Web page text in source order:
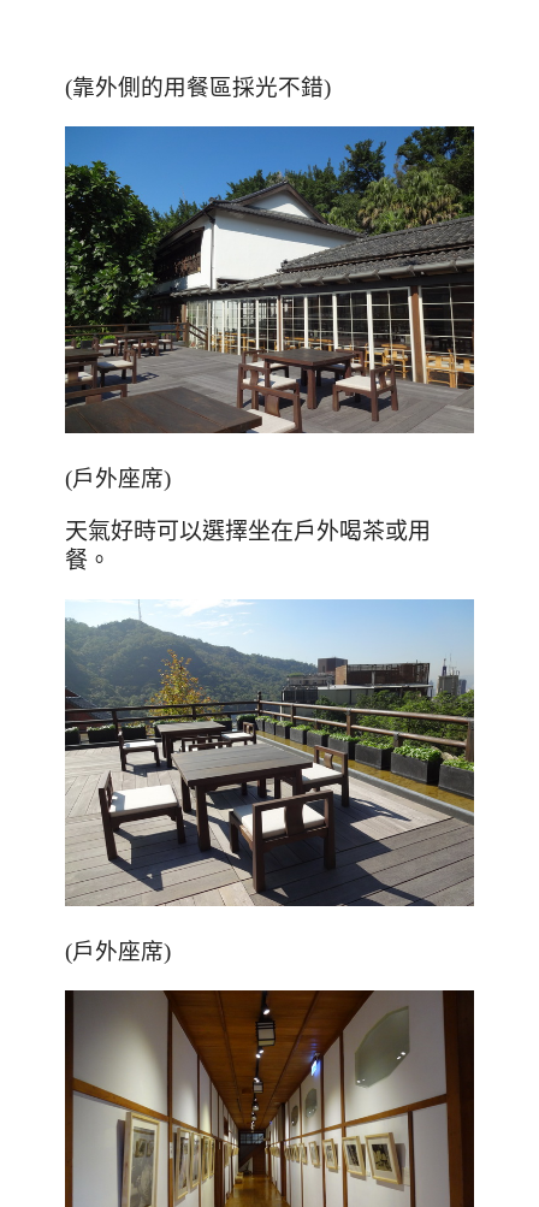
(靠外側的用餐區採光不錯)
(戶外座席)
天氣好時可以選擇坐在戶外喝茶或用
餐。
(戶外座席)